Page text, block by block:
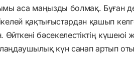
аса маңызды болмақ. Бұған
қақтығыстардан қашып
бәсекелестіктің
күн санап артып